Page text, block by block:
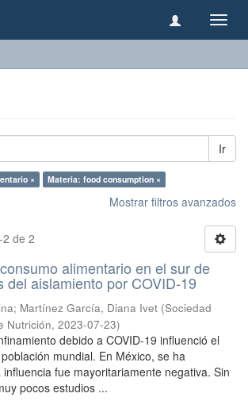
Ir
× Materia: food consumption ×
Mostrar filtros avanzados
de 2
alimentario en el sur de
del aislamiento por COVID-19
; Martínez García, Diana Ivet (Sociedad
Nutrición, 2023-07-23)
debido a COVID-19 influenció el
mundial. En México, se ha
fue mayoritariamente negativa. Sin
pocos estudios ...